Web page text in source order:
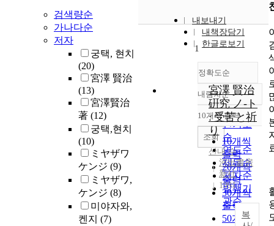
검색량순
가나다순
저자
궁택, 현치
(20)
宮澤 賢治
(13)
宮澤賢治
著 (12)
궁택,현치
(10)
ミヤザワ
ケンジ (9)
ミヤザワ,
ケンジ (8)
미야자와,
켄지 (7)
내보내기
내책장담기
한글로보기
정확도순
정확도
순
인기도
순
연도순
제목순
저자순
발행기
관순
내림차순
내림차순
10개씩 출력
10개씩
출력
20개씩
출력
30개씩
출력
50개씩
조회
1
宮澤 賢治
硏究 ノ-ト
: 受苦と祈
り
산내 수
河出書房
新社
1991
복